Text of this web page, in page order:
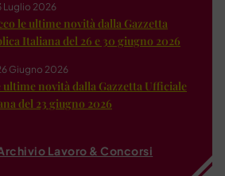
Luglio 2026
le ultime novità dalla Gazzetta
Italiana del 26 e 30 giugno 2026
Giugno 2026
ultime novità dalla Gazzetta Ufficiale
del 23 giugno 2026
Lavoro & Concorsi